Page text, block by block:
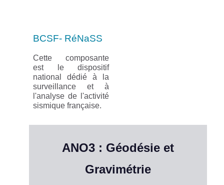
BCSF- RéNaSS
Cette composante
est le dispositif
national dédié à la
surveillance et à
l'analyse de l'activité
sismique française.
ANO3 : Géodésie et
Gravimétrie